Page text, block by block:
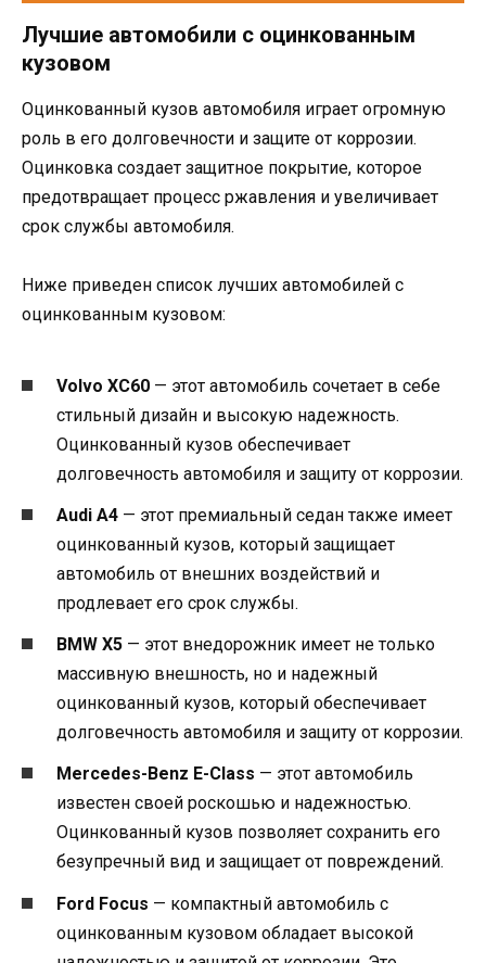
Лучшие автомобили с оцинкованным
кузовом
Оцинкованный кузов автомобиля играет огромную
роль в его долговечности и защите от коррозии.
Оцинковка создает защитное покрытие, которое
предотвращает процесс ржавления и увеличивает
срок службы автомобиля.
Ниже приведен список лучших автомобилей с
оцинкованным кузовом:
Volvo XC60 — этот автомобиль сочетает в себе
стильный дизайн и высокую надежность.
Оцинкованный кузов обеспечивает
долговечность автомобиля и защиту от коррозии.
Audi A4 — этот премиальный седан также имеет
оцинкованный кузов, который защищает
автомобиль от внешних воздействий и
продлевает его срок службы.
BMW X5 — этот внедорожник имеет не только
массивную внешность, но и надежный
оцинкованный кузов, который обеспечивает
долговечность автомобиля и защиту от коррозии.
Mercedes-Benz E-Class — этот автомобиль
известен своей роскошью и надежностью.
Оцинкованный кузов позволяет сохранить его
безупречный вид и защищает от повреждений.
Ford Focus — компактный автомобиль с
оцинкованным кузовом обладает высокой